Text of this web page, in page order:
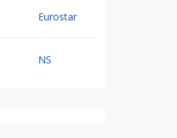
Eurostar
NS